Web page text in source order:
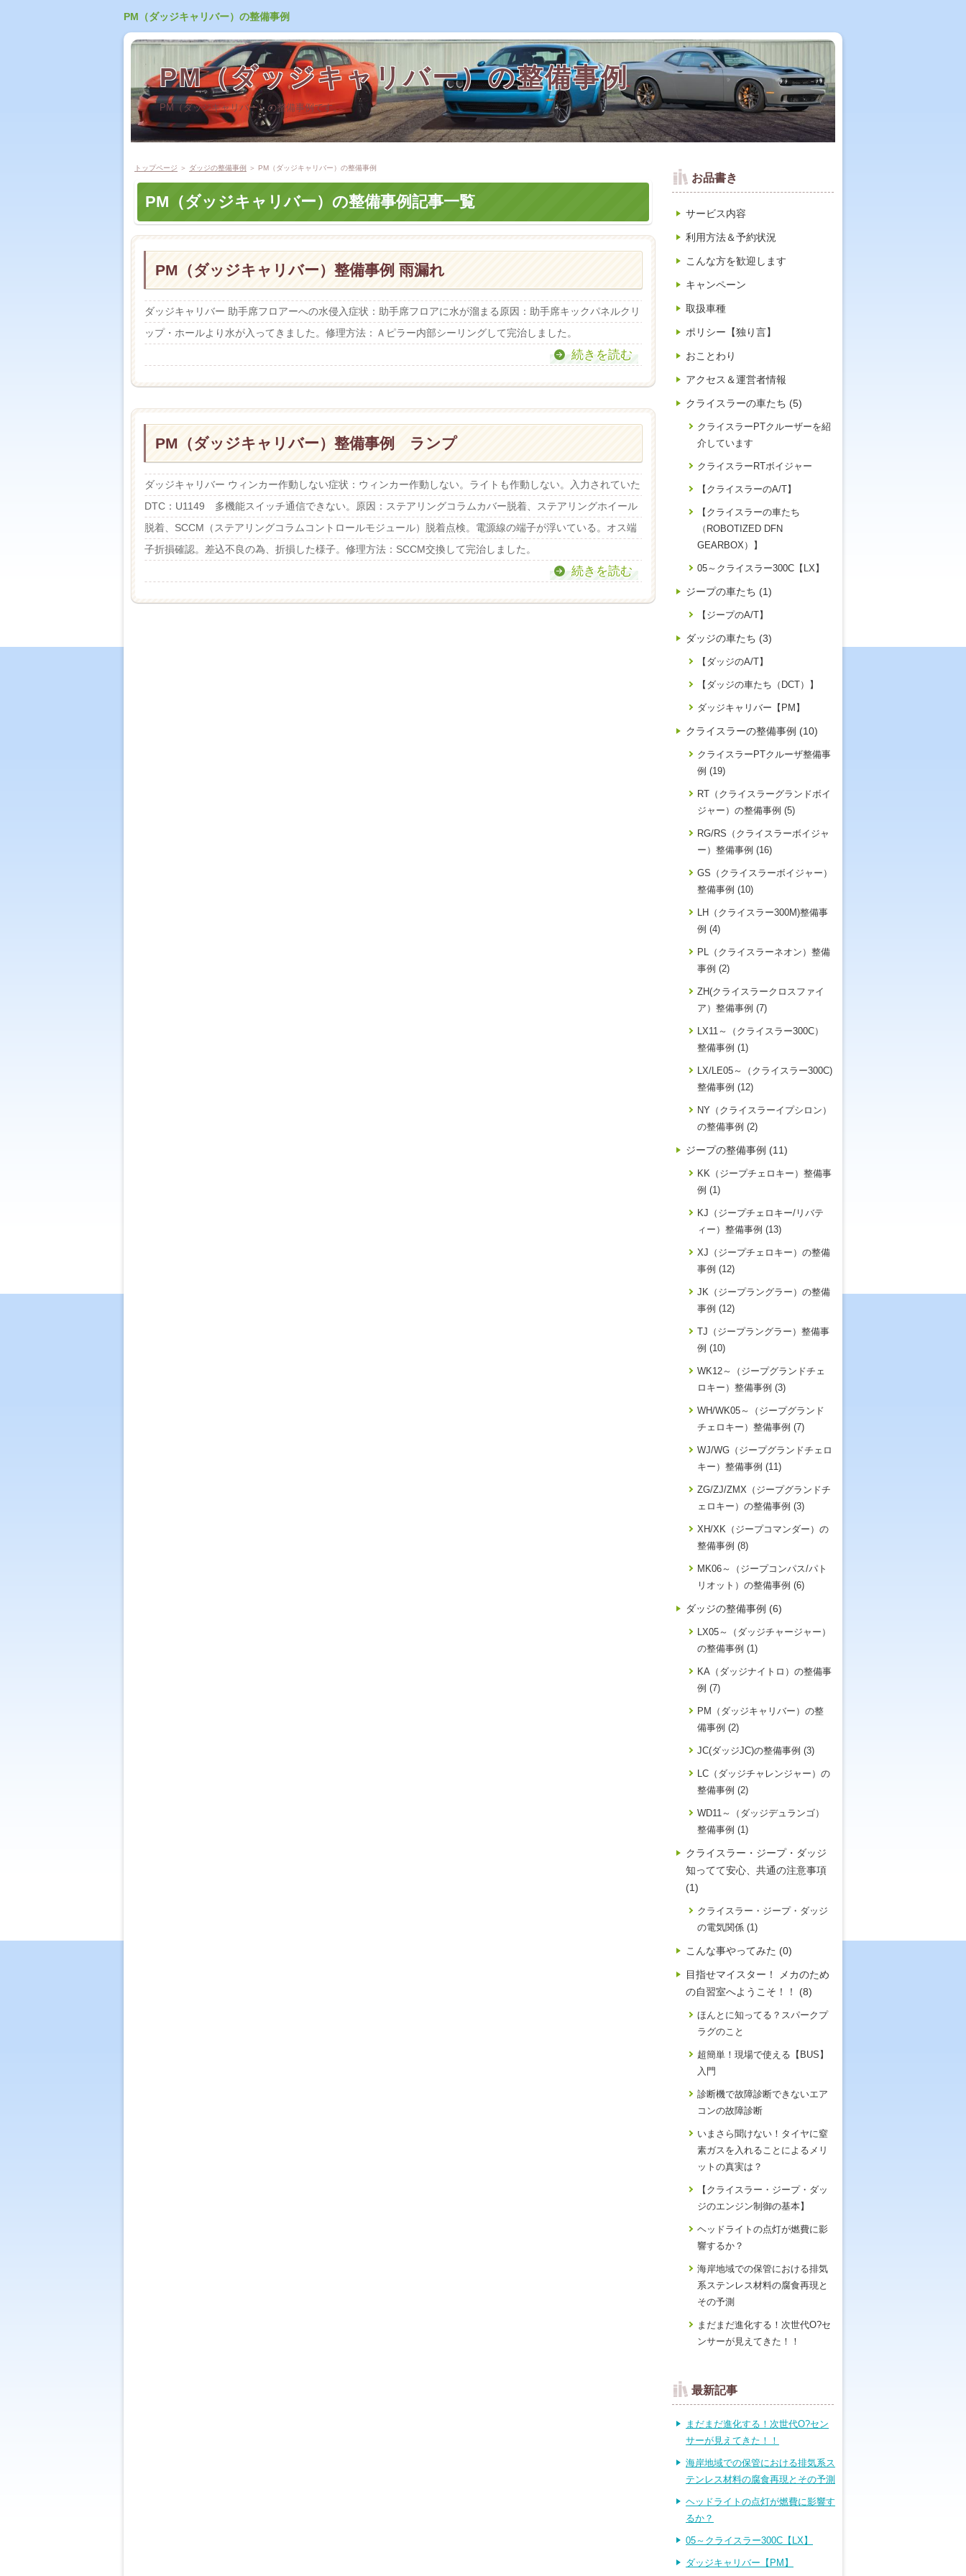
PM（ダッジキャリバー）の整備事例
PM（ダッジキャリバー）の整備事例
PM（ダッジキャリバー）の整備事例です。
トップページ ＞ ダッジの整備事例 ＞ PM（ダッジキャリバー）の整備事例
PM（ダッジキャリバー）の整備事例記事一覧
PM（ダッジキャリバー）整備事例 雨漏れ
ダッジキャリバー 助手席フロアーへの水侵入症状：助手席フロアに水が溜まる原因：助手席キックパネルクリ
ップ・ホールより水が入ってきました。修理方法：Ａピラー内部シーリングして完治しました。
続きを読む
PM（ダッジキャリバー）整備事例 ランプ
ダッジキャリバー ウィンカー作動しない症状：ウィンカー作動しない。ライトも作動しない。入力されていた
DTC：U1149 多機能スイッチ通信できない。原因：ステアリングコラムカバー脱着、ステアリングホイール
脱着、SCCM（ステアリングコラムコントロールモジュール）脱着点検。電源線の端子が浮いている。オス端
子折損確認。差込不良の為、折損した様子。修理方法：SCCM交換して完治しました。
続きを読む
お品書き
サービス内容
利用方法＆予約状況
こんな方を歓迎します
キャンペーン
取扱車種
ポリシー【独り言】
おことわり
アクセス＆運営者情報
クライスラーの車たち (5)
クライスラーPTクルーザーを紹
介しています
クライスラーRTボイジャー
【クライスラーのA/T】
【クライスラーの車たち
（ROBOTIZED DFN
GEARBOX）】
05～クライスラー300C【LX】
ジープの車たち (1)
【ジープのA/T】
ダッジの車たち (3)
【ダッジのA/T】
【ダッジの車たち（DCT）】
ダッジキャリバー【PM】
クライスラーの整備事例 (10)
クライスラーPTクルーザ整備事
例 (19)
RT（クライスラーグランドボイ
ジャー）の整備事例 (5)
RG/RS（クライスラーボイジャ
ー）整備事例 (16)
GS（クライスラーボイジャー）
整備事例 (10)
LH（クライスラー300M)整備事
例 (4)
PL（クライスラーネオン）整備
事例 (2)
ZH(クライスラークロスファイ
ア）整備事例 (7)
LX11～（クライスラー300C）
整備事例 (1)
LX/LE05～（クライスラー300C)
整備事例 (12)
NY（クライスラーイプシロン）
の整備事例 (2)
ジープの整備事例 (11)
KK（ジープチェロキー）整備事
例 (1)
KJ（ジープチェロキー/リバテ
ィー）整備事例 (13)
XJ（ジープチェロキー）の整備
事例 (12)
JK（ジープラングラー）の整備
事例 (12)
TJ（ジープラングラー）整備事
例 (10)
WK12～（ジープグランドチェ
ロキー）整備事例 (3)
WH/WK05～（ジープグランド
チェロキー）整備事例 (7)
WJ/WG（ジープグランドチェロ
キー）整備事例 (11)
ZG/ZJ/ZMX（ジープグランドチ
ェロキー）の整備事例 (3)
XH/XK（ジープコマンダー）の
整備事例 (8)
MK06～（ジープコンパス/パト
リオット）の整備事例 (6)
ダッジの整備事例 (6)
LX05～（ダッジチャージャー）
の整備事例 (1)
KA（ダッジナイトロ）の整備事
例 (7)
PM（ダッジキャリバー）の整
備事例 (2)
JC(ダッジJC)の整備事例 (3)
LC（ダッジチャレンジャー）の
整備事例 (2)
WD11～（ダッジデュランゴ）
整備事例 (1)
クライスラー・ジープ・ダッジ
知ってて安心、共通の注意事項
(1)
クライスラー・ジープ・ダッジ
の電気関係 (1)
こんな事やってみた (0)
目指せマイスター！ メカのため
の自習室へようこそ！！ (8)
ほんとに知ってる？スパークプ
ラグのこと
超簡単！現場で使える【BUS】
入門
診断機で故障診断できないエア
コンの故障診断
いまさら聞けない！タイヤに窒
素ガスを入れることによるメリ
ットの真実は？
【クライスラー・ジープ・ダッ
ジのエンジン制御の基本】
ヘッドライトの点灯が燃費に影
響するか？
海岸地域での保管における排気
系ステンレス材料の腐食再現と
その予測
まだまだ進化する！次世代O?セ
ンサーが見えてきた！！
最新記事
まだまだ進化する！次世代O?セン
サーが見えてきた！！
海岸地域での保管における排気系ス
テンレス材料の腐食再現とその予測
ヘッドライトの点灯が燃費に影響す
るか？
05～クライスラー300C【LX】
ダッジキャリバー【PM】